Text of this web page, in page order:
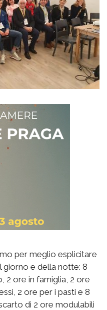
per meglio esplicitare
giorno e della notte: 8
2 ore in famiglia, 2 ore
2 ore per i pasti e 8
di 2 ore modulabili